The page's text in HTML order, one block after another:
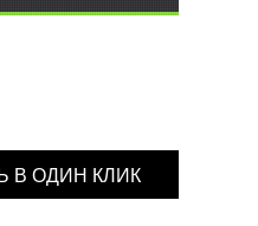
В ОДИН КЛИК